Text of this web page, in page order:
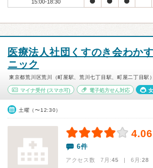
15:00-18:30
医療法人社団くすのき会わか
ニック
東京都荒川区荒川（町屋駅、荒川七丁目駅、町屋二丁目駅）
マイナ受付 (スマホ可) 電子処方せん対応
土曜（〜12:30）
4.06
6件
アクセス数 7月:45 | 6月:28